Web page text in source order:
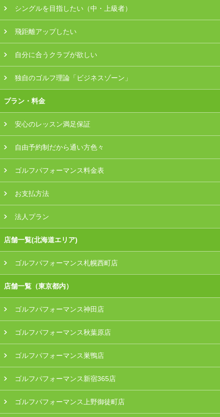
シングルを目指したい（中・上級者）
飛距離アップしたい
自分に合うクラブが欲しい
独自のゴルフ理論「ビジネスゾーン」
プラン・料金
安心のレッスン満足保証
自由予約制だから通い方色々
ゴルフパフォーマンス料金表
お支払方法
法人プラン
店舗一覧(北海道エリア)
ゴルフパフォーマンス札幌西町店
店舗一覧（東京都内）
ゴルフパフォーマンス神田店
ゴルフパフォーマンス秋葉原店
ゴルフパフォーマンス巣鴨店
ゴルフパフォーマンス新宿365店
ゴルフパフォーマンス上野御徒町店